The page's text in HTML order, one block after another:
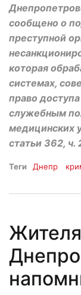
сообщено о
преступной
которая
системах,
право
служебным
медицинских
статьи 362,
Теги Днепр